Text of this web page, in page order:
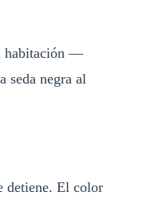
habitación —
seda negra al
detiene. El color